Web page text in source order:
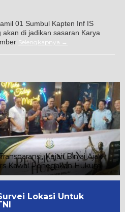
01 Sumbul Kapten Inf IS
di jadikan sasaran Karya
Selengkapnya
Kejari Binjai Ajak
Kawal Penegakan Hukum
Lokasi Untuk